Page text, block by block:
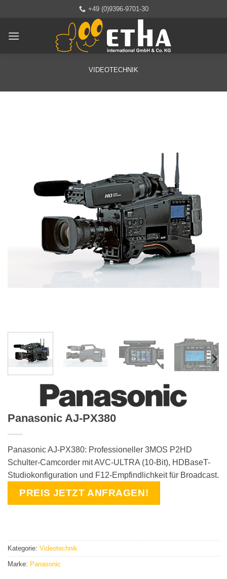
springen
+49 (0)9396-9701-30
VIDEOTECHNIK
Panasonic AJ-PX380
Panasonic AJ-PX380: Professioneller 3MOS P2HD
Schulter-Camcorder mit AVC-ULTRA (10-Bit), HDBaseT-
Studiokonfiguration und F12-Empfindlichkeit für Broadcast.
PREIS JETZT ANFRAGEN!
Kategorie: Videotechnik
Marke: Panasonic